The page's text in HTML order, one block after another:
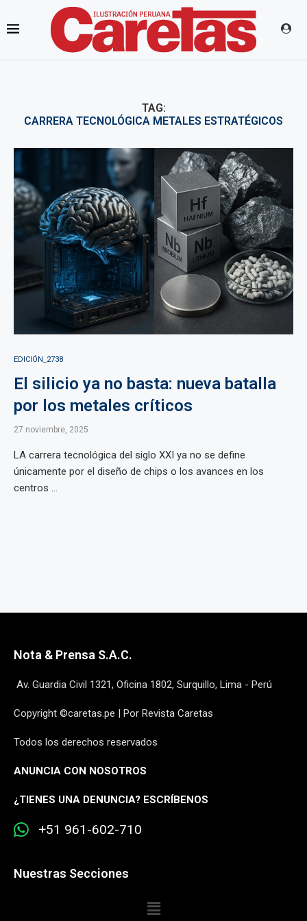
TAG:
CARRERA TECNOLÓGICA METALES ESTRATÉGICOS
EDICIÓN_2738
El silicio ya no basta: nueva batalla
por los metales críticos
27 noviembre, 2025
LA carrera tecnológica del siglo XXI ya no se define
únicamente por el diseño de chips o los avances en los
centros ...
Nota & Prensa S.A.C.
Av. Guardia Civil 1321, Oficina 1802, Surquillo, Lima - Perú
Copyright ©caretas.pe | Por Revista Caretas
Todos los derechos reservados
ANUNCIA CON NOSOTROS
¿TIENES UNA DENUNCIA? ESCRÍBENOS
+51 961-602-710
Nuestras Secciones